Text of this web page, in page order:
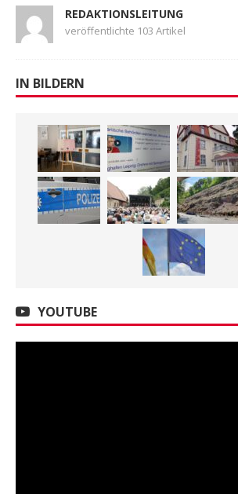
REDAKTIONSLEITUNG
veröffentlichte 103 Artikel
IN BILDERN
YOUTUBE